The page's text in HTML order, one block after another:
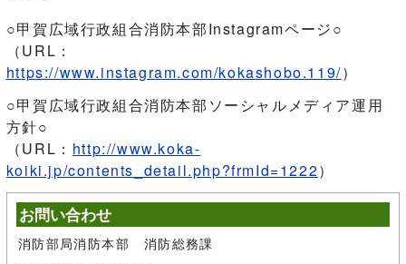
○甲賀広域行政組合消防本部Instagramページ○
（URL：
https://www.instagram.com/kokashobo.119/）
○甲賀広域行政組合消防本部ソーシャルメディア運用
方針○
（URL： http://www.koka-
koiki.jp/contents_detail.php?frmId=1222）
お問い合わせ
消防部局消防本部 消防総務課